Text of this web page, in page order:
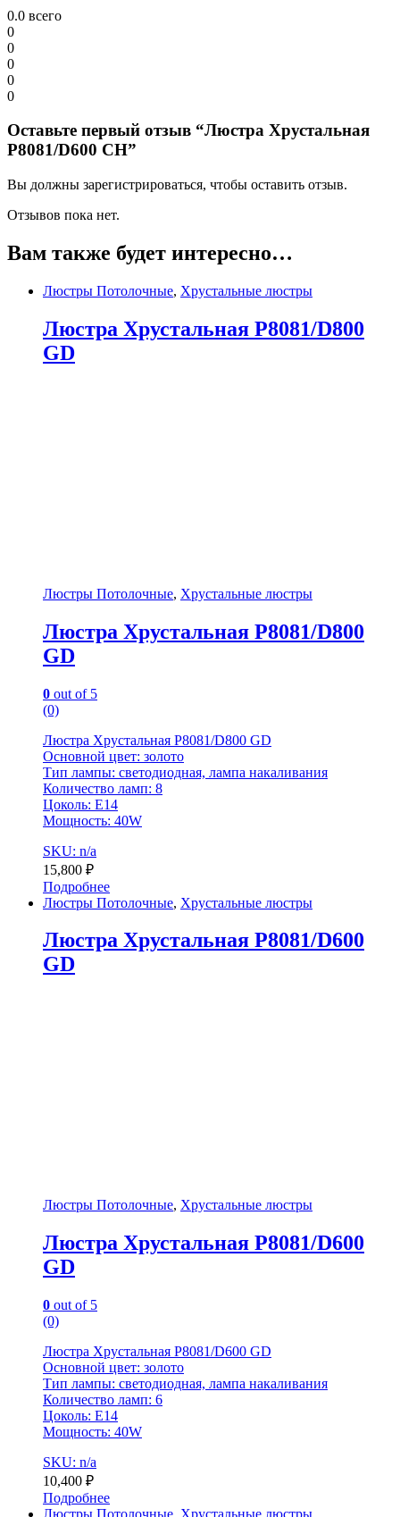
0.0 всего
0
0
0
0
0
Оставьте первый отзыв “Люстра Хрустальная
P8081/D600 CH”
Вы должны зарегистрироваться, чтобы оставить отзыв.
Отзывов пока нет.
Вам также будет интересно…
Люстры Потолочные, Хрустальные люстры
Люстра Хрустальная P8081/D800
GD
Люстры Потолочные, Хрустальные люстры
Люстра Хрустальная P8081/D800
GD
0 out of 5
(0)
Люстра Хрустальная P8081/D800 GD
Основной цвет: золото
Тип лампы: светодиодная, лампа накаливания
Количество ламп: 8
Цоколь: E14
Мощность: 40W
SKU: n/a
15,800 ₽
Подробнее
Люстры Потолочные, Хрустальные люстры
Люстра Хрустальная P8081/D600
GD
Люстры Потолочные, Хрустальные люстры
Люстра Хрустальная P8081/D600
GD
0 out of 5
(0)
Люстра Хрустальная P8081/D600 GD
Основной цвет: золото
Тип лампы: светодиодная, лампа накаливания
Количество ламп: 6
Цоколь: E14
Мощность: 40W
SKU: n/a
10,400 ₽
Подробнее